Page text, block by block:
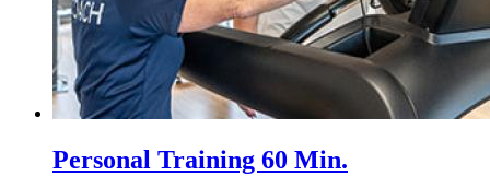
Personal Training 60 Min.